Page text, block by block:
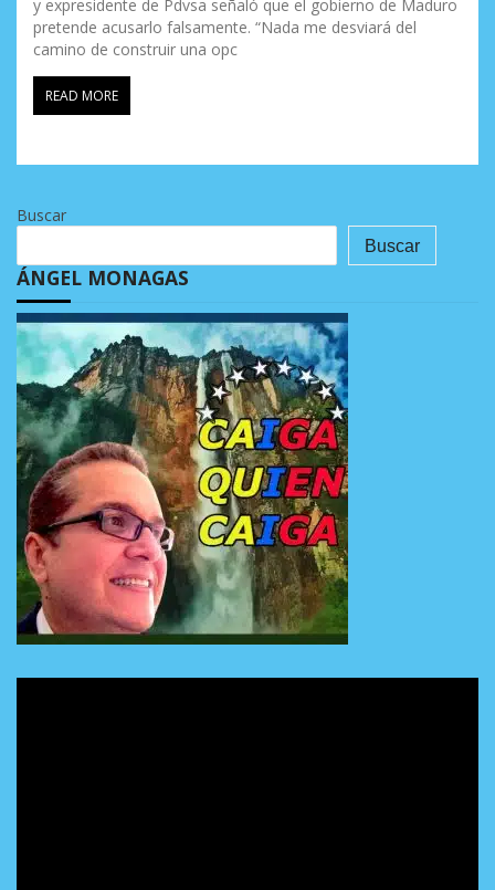
y expresidente de Pdvsa señaló que el gobierno de Maduro
pretende acusarlo falsamente. “Nada me desviará del
camino de construir una opc
READ MORE
Buscar
Buscar
ÁNGEL MONAGAS